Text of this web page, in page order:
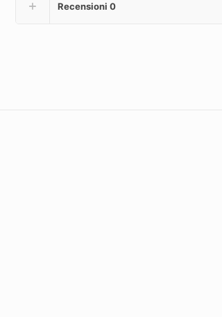
Recensioni0